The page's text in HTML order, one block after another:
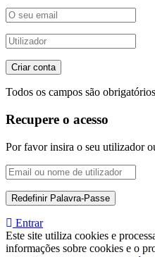
Todos os campos são obrigatórios
Recupere o acesso
Por favor insira o seu utilizador
Entrar
Este site utiliza cookies e
informações sobre cookies e o